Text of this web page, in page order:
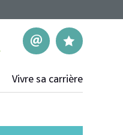
NousMes
Vivre sa carrière